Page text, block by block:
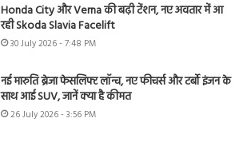
Honda City और Verna की बढ़ी टेंशन, नए अवतार में आ
रही Skoda Slavia Facelift
30 July 2026 - 7:48 PM
नई मारुति ब्रेजा फेसलिफ्ट लॉन्च, नए फीचर्स और टर्बो इंजन के
साथ आई SUV, जानें क्या है कीमत
26 July 2026 - 3:56 PM